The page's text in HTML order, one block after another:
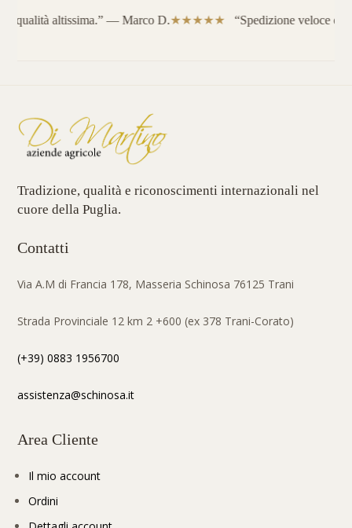
qualità altissima.” — Marco D. “Spedizione veloce e
Tradizione, qualità e riconoscimenti internazionali nel
cuore della Puglia.
Contatti
Via A.M di Francia 178, Masseria Schinosa 76125 Trani
Strada Provinciale 12 km 2 +600 (ex 378 Trani-Corato)
(+39) 0883 1956700
assistenza@schinosa.it
Area Cliente
Il mio account
Ordini